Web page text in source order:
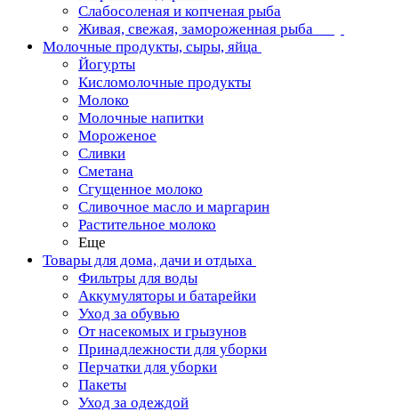
Слабосоленая и копченая рыба
Живая, свежая, замороженная рыба
Молочные продукты, сыры, яйца
Йогурты
Кисломолочные продукты
Молоко
Молочные напитки
Мороженое
Сливки
Сметана
Сгущенное молоко
Сливочное масло и маргарин
Растительное молоко
Еще
Товары для дома, дачи и отдыха
Фильтры для воды
Аккумуляторы и батарейки
Уход за обувью
От насекомых и грызунов
Принадлежности для уборки
Перчатки для уборки
Пакеты
Уход за одеждой